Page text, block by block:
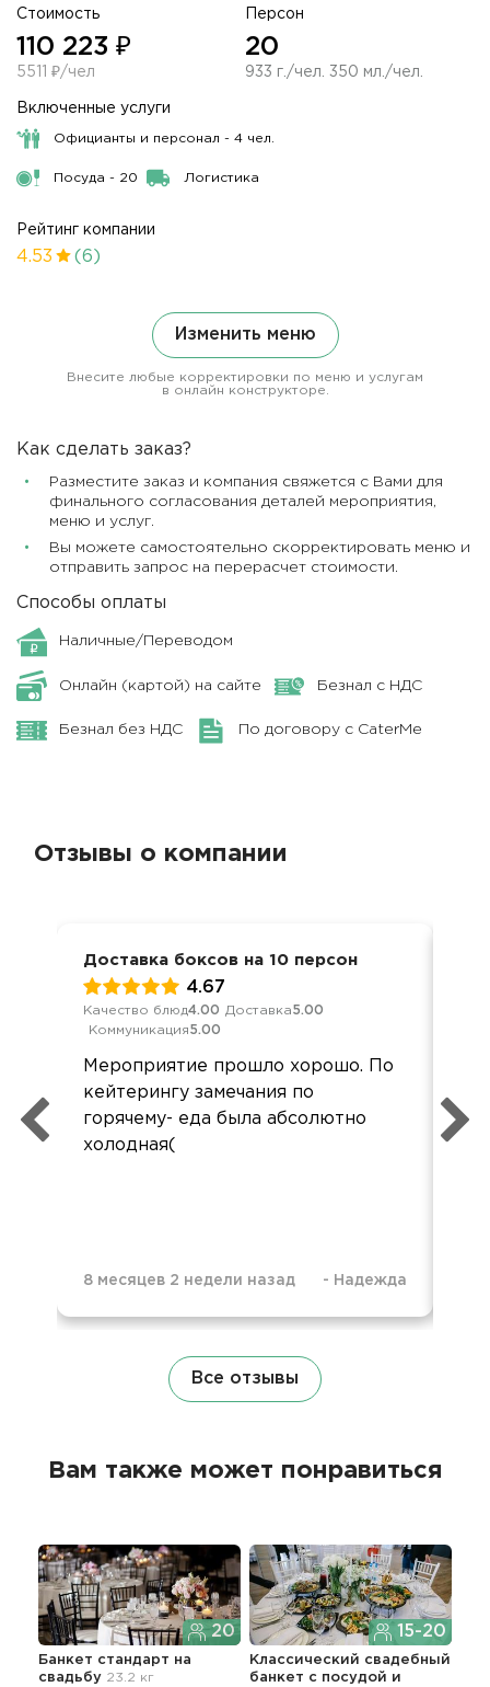
Стоимость
110 223 ₽
5511 ₽/чел
Персон
20
933 г./чел. 350 мл./чел.
Включенные услуги
Официанты и персонал - 4 чел.
Посуда - 20 Логистика
Рейтинг компании
4.53 (6)
Изменить меню
Внесите любые корректировки по меню и услугам
в онлайн конструкторе.
Как сделать заказ?
Разместите заказ и компания свяжется с Вами для
финального согласования деталей мероприятия,
меню и услуг.
Вы можете самостоятельно скорректировать меню и
отправить запрос на перерасчет стоимости.
Способы оплаты
Наличные/Переводом
Онлайн (картой) на сайте Безнал с НДС
Безнал без НДС По договору с CaterMe
Отзывы о компании
Доставка боксов на 10 персон
4.67
Качество блюд4.00 Доставка5.00
Коммуникация5.00
Мероприятие прошло хорошо. По
кейтерингу замечания по
горячему- еда была абсолютно
холодная(
8 месяцев 2 недели назад - Надежда
Все отзывы
Вам также может понравиться
20
Банкет стандарт на
свадьбу 23.2 кг
15-20
Классический свадебный
банкет с посудой и